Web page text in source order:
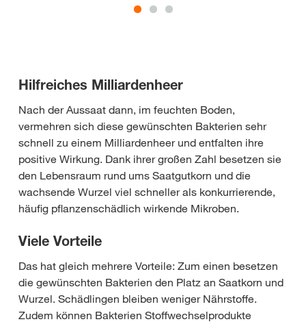
Hilfreiches Milliardenheer
Nach der Aussaat dann, im feuchten Boden,
vermehren sich diese gewünschten Bakterien sehr
schnell zu einem Milliardenheer und entfalten ihre
positive Wirkung. Dank ihrer großen Zahl besetzen sie
den Lebensraum rund ums Saatgutkorn und die
wachsende Wurzel viel schneller als konkurrierende,
häufig pflanzenschädlich wirkende Mikroben.
Viele Vorteile
Das hat gleich mehrere Vorteile: Zum einen besetzen
die gewünschten Bakterien den Platz an Saatkorn und
Wurzel. Schädlingen bleiben weniger Nährstoffe.
Zudem können Bakterien Stoffwechselprodukte